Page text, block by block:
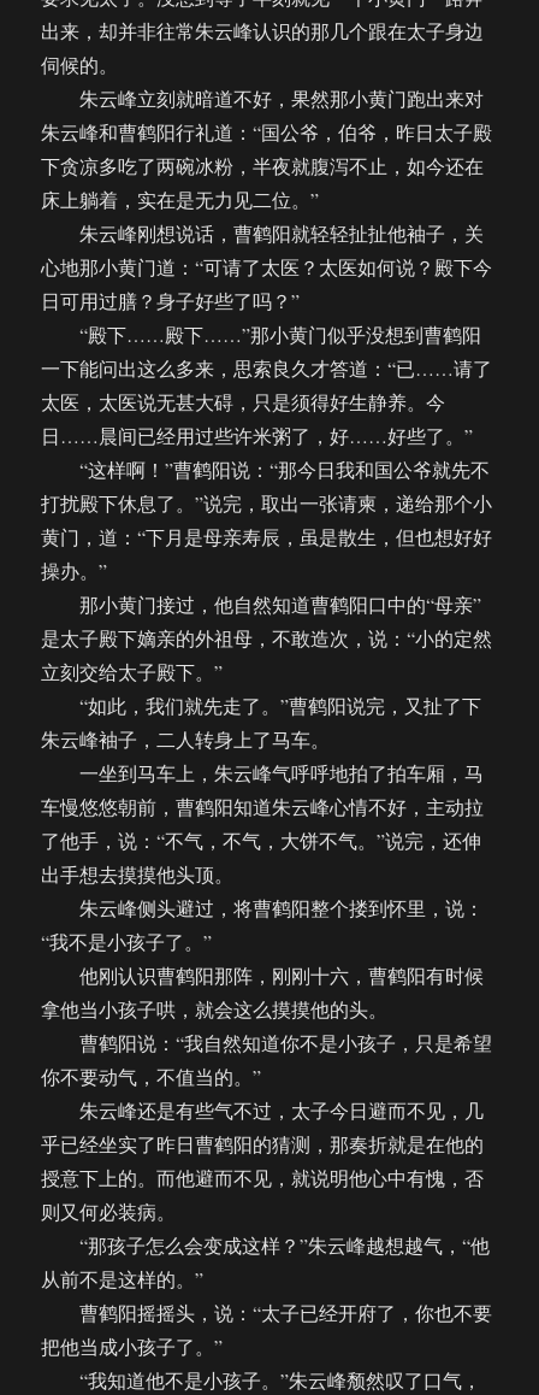
出来，却并非往常朱云峰认识的那几个跟在太子身边
伺候的。
朱云峰立刻就暗道不好，果然那小黄门跑出来对
朱云峰和曹鹤阳行礼道：“国公爷，伯爷，昨日太子殿
下贪凉多吃了两碗冰粉，半夜就腹泻不止，如今还在
床上躺着，实在是无力见二位。”
朱云峰刚想说话，曹鹤阳就轻轻扯扯他袖子，关
心地那小黄门道：“可请了太医？太医如何说？殿下今
日可用过膳？身子好些了吗？”
“殿下……殿下……”那小黄门似乎没想到曹鹤阳
一下能问出这么多来，思索良久才答道：“已……请了
太医，太医说无甚大碍，只是须得好生静养。今
日……晨间已经用过些许米粥了，好……好些了。”
“这样啊！”曹鹤阳说：“那今日我和国公爷就先不
打扰殿下休息了。”说完，取出一张请柬，递给那个小
黄门，道：“下月是母亲寿辰，虽是散生，但也想好好
操办。”
那小黄门接过，他自然知道曹鹤阳口中的“母亲”
是太子殿下嫡亲的外祖母，不敢造次，说：“小的定然
立刻交给太子殿下。”
“如此，我们就先走了。”曹鹤阳说完，又扯了下
朱云峰袖子，二人转身上了马车。
一坐到马车上，朱云峰气呼呼地拍了拍车厢，马
车慢悠悠朝前，曹鹤阳知道朱云峰心情不好，主动拉
了他手，说：“不气，不气，大饼不气。”说完，还伸
出手想去摸摸他头顶。
朱云峰侧头避过，将曹鹤阳整个搂到怀里，说：
“我不是小孩子了。”
他刚认识曹鹤阳那阵，刚刚十六，曹鹤阳有时候
拿他当小孩子哄，就会这么摸摸他的头。
曹鹤阳说：“我自然知道你不是小孩子，只是希望
你不要动气，不值当的。”
朱云峰还是有些气不过，太子今日避而不见，几
乎已经坐实了昨日曹鹤阳的猜测，那奏折就是在他的
授意下上的。而他避而不见，就说明他心中有愧，否
则又何必装病。
“那孩子怎么会变成这样？”朱云峰越想越气，“他
从前不是这样的。”
曹鹤阳摇摇头，说：“太子已经开府了，你也不要
把他当成小孩子了。”
“我知道他不是小孩子。”朱云峰颓然叹了口气，